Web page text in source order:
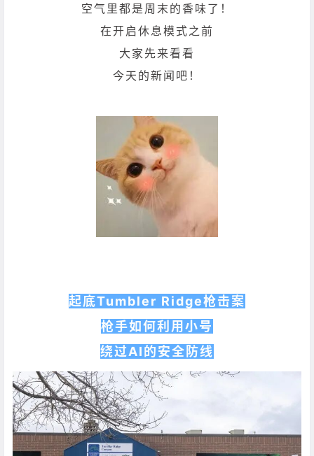
空气里都是周末的香味了！
在开启休息模式之前
大家先来看看
今天的新闻吧！
起底Tumbler Ridge枪击案
枪手如何利用小号
绕过AI的安全防线